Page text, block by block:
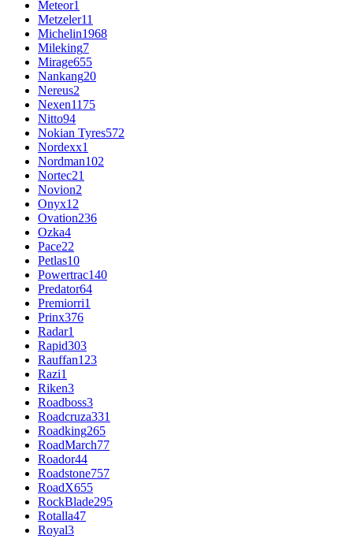
Meteor1
Metzeler11
Michelin1968
Mileking7
Mirage655
Nankang20
Nereus2
Nexen1175
Nitto94
Nokian Tyres572
Nordexx1
Nordman102
Nortec21
Novion2
Onyx12
Ovation236
Ozka4
Pace22
Petlas10
Powertrac140
Predator64
Premiorri1
Prinx376
Radar1
Rapid303
Rauffan123
Razi1
Riken3
Roadboss3
Roadcruza331
Roadking265
RoadMarch77
Roador44
Roadstone757
RoadX655
RockBlade295
Rotalla47
Royal3